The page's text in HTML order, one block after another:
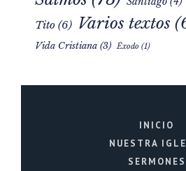
Salmos(75) Santiago(4)
Tito (6) Varios textos
INICIO
NUESTRA